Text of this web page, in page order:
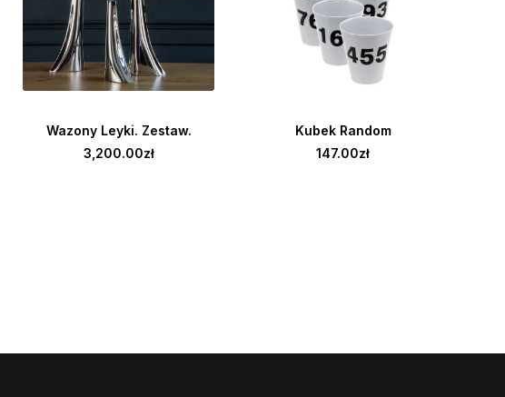
Wazony Leyki. Zestaw.
3,200.00zł
Kubek Random
147.00zł